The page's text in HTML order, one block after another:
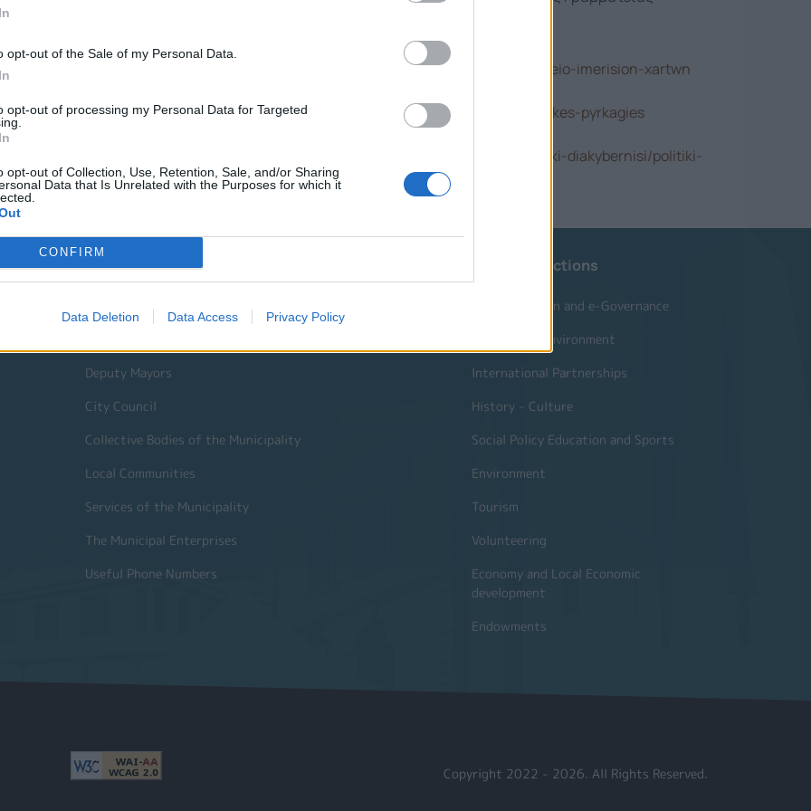
opt-out of the Sale of my Personal Data.
opt-out of processing my Personal Data for Targeted
opt-out of Collection, Use, Retention, Sale, and/or Sharing
Data that Is Unrelated with the Purposes for which it
CONFIRM
Data Deletion Data Access Privacy Policy
ΠΟΛΙΤΙΚΗ ΠΡΟΣΤΑΣΙΑ ΧΑΡΤΗΣ ΕΠΙΚΙΝΔΥΝΟΤΗΤΑΣ https://civilprotection.gov.gr/arxeio-imerision-xartwn
ΠΡΟΣΤΑΣΙΑ ΟΔΗΓΙΕΣ https://civilprotection.gov.gr/odigies-prostasias/dasikes-pyrkagies
https://komotini.gr/dioikisi-kai-ilektroniki-diakybernisi/politiki-
Quick Actions
The Municipality
Deputy Mayors
City Council
Collective Bodies of the Municipality
Local Communities
Services of the Municipality
The Municipal Enterprises
Useful Phone Numbers
Website Sections
Administration and e-Governance
Built Urban Environment
International Partnerships
History - Culture
Social Policy Education and Sports
Environment
Tourism
Volunteering
Economy and Local Economic
development
Endowments
Copyright 2022 - 2026. All Rights Reserved.